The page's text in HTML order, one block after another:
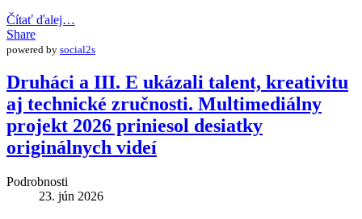
Čítať ďalej…
Share
powered by social2s
Druháci a III. E ukázali talent, kreativitu
aj technické zručnosti. Multimediálny
projekt 2026 priniesol desiatky
originálnych videí
Podrobnosti
23. jún 2026